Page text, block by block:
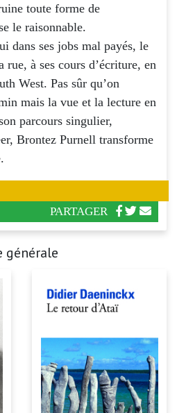
toute forme de
le raisonnable.
dans ses jobs mal payés, le
rue, à ses cours d’écriture, en
West. Pas sûr qu’on
mais la vue et la lecture en
parcours singulier,
Brontez Purnell transforme
PARTAGER
générale